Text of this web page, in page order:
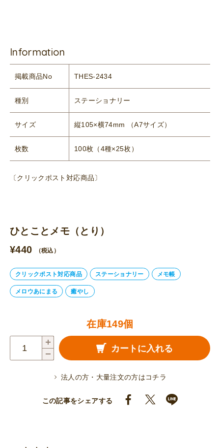
Information
掲載商品No THES-2434
種別 ステーショナリー
サイズ 縦105×横74mm （A7サイズ）
枚数 100枚（4種×25枚）
〔クリックポスト対応商品〕
ひとことメモ（とり）
¥440 （税込）
クリックポスト対応商品 ステーショナリー メモ帳
メロウあにまる 癒やし
在庫149個
カートに入れる
法人の方・大量注文の方はコチラ
この記事をシェアする